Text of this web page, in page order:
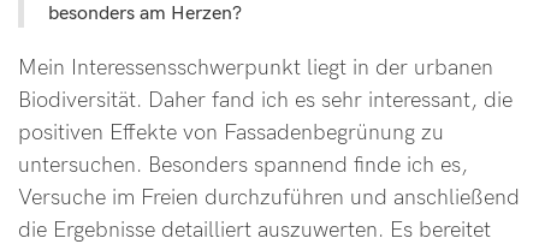
besonders am Herzen?
Mein Interessensschwerpunkt liegt in der urbanen
Biodiversität. Daher fand ich es sehr interessant, die
positiven Effekte von Fassadenbegrünung zu
untersuchen. Besonders spannend finde ich es,
Versuche im Freien durchzuführen und anschließend
die Ergebnisse detailliert auszuwerten. Es bereitet